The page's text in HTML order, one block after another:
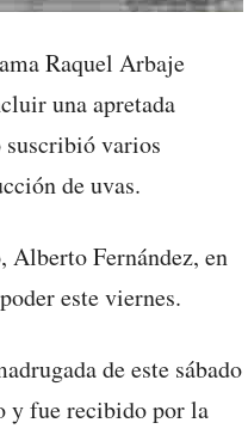
Raquel Arbaje
una apretada
suscribió varios
de uvas.
Alberto Fernández, en
este viernes.
de este sábado
y fue recibido por la